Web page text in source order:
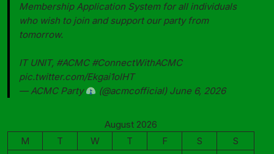
Membership Application System for all individuals
who wish to join and support our party from
tomorrow.
IT UNIT, #ACMC #ConnectWithACMC
pic.twitter.com/Ekgai1olHT
— ACMC Party
(@acmcofficial) June 6, 2026
August 2026
M
T W T F S
S